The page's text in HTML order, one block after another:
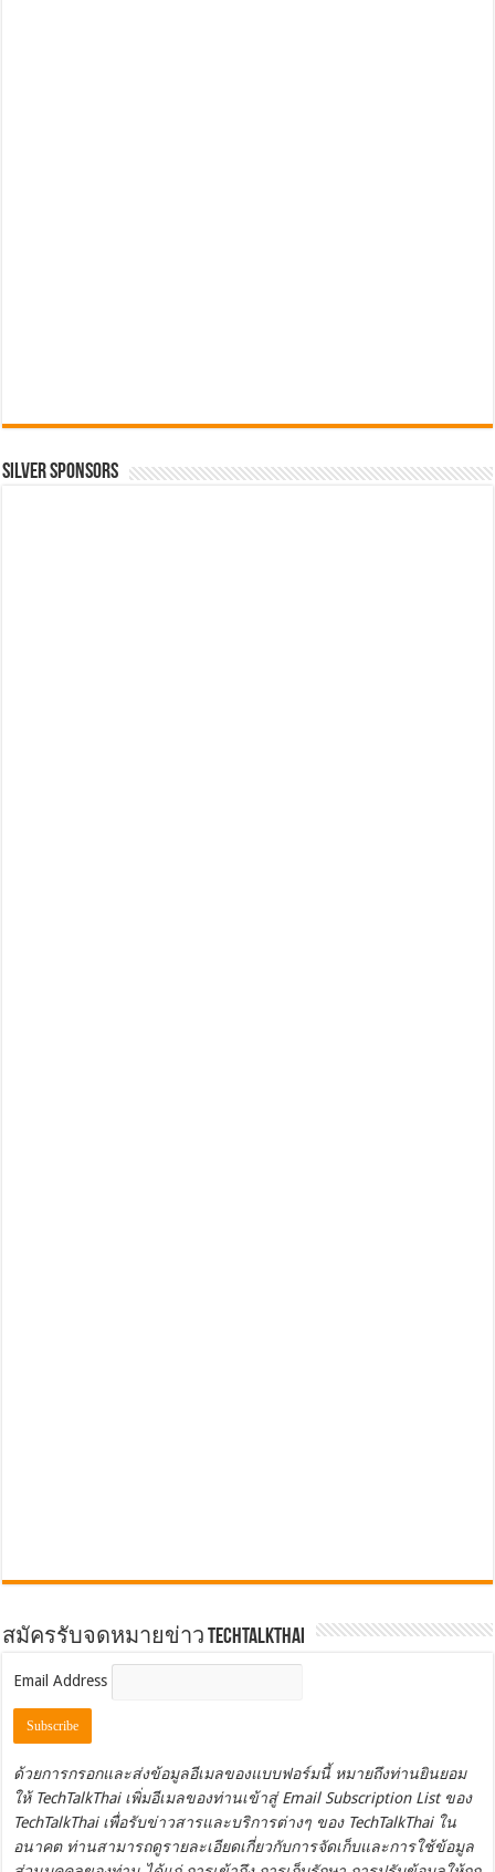
SILVER SPONSORS
สมัครรับจดหมายข่าว TechTalkThai
Email Address
ด้วยการกรอกและส่งข้อมูลอีเมลของแบบฟอร์มนี้ หมายถึงท่านยินยอม
ให้ TechTalkThai เพิ่มอีเมลของท่านเข้าสู่ Email Subscription List ของ
TechTalkThai เพื่อรับข่าวสารและบริการต่างๆ ของ TechTalkThai ใน
อนาคต ท่านสามารถดูรายละเอียดเกี่ยวกับการจัดเก็บและการใช้ข้อมูล